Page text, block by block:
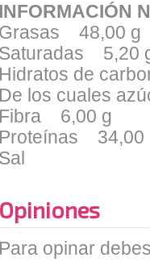
INFORMACIÓN
Grasas 48,00 g
Saturadas 5,20
Hidratos de
De los cuales
Fibra 6,00 g
Proteínas 34,00
Sal
Opiniones
Para opinar